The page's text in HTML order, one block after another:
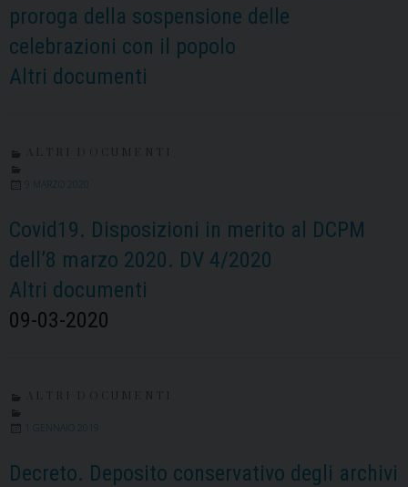
proroga della sospensione delle
celebrazioni con il popolo
Altri documenti
9 MARZO 2020
Covid19. Disposizioni in merito al DCPM
dell’8 marzo 2020. DV 4/2020
Altri documenti
09-03-2020
1 GENNAIO 2019
Decreto. Deposito conservativo degli archivi